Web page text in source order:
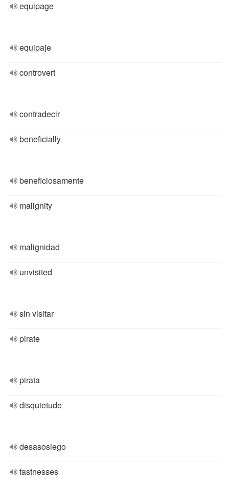
equipage
equipaje
controvert
contradecir
beneficially
beneficiosamente
malignity
malignidad
unvisited
sin visitar
pirate
pirata
disquietude
desasosiego
fastnesses